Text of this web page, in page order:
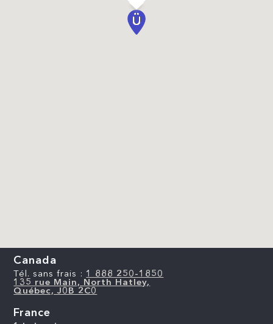
Canada
Tél. sans frais : 1 888 250-1850
135 rue Main, North Hatley,
Québec, J0B 2C0
France